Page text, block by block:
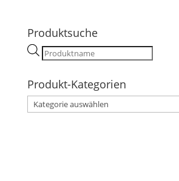
Produktsuche
Products
Produkt-Kategorien